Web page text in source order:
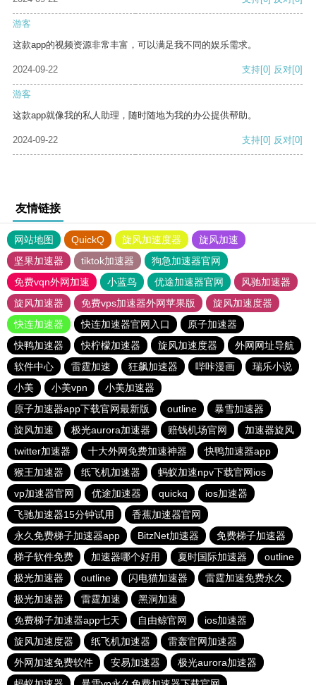
游客
这款app的视频资源非常丰富，可以满足我不同的娱乐需求。
2024-09-22 支持[0] 反对[0]
游客
这款app就像我的私人助理，随时随地为我的办公提供帮助。
2024-09-22 支持[0] 反对[0]
友情链接
网站地图 QuickQ 旋风加速度器
旋风加速
坚果加速器
tiktok加速器
狗急加速器官网
免费vqn外网加速
小蓝鸟 优途加速器官网
风驰加速器
旋风加速器
免费vps加速器外网苹果版
旋风加速度器
快连加速器
快连加速器官网入口
原子加速器
快鸭加速器
快柠檬加速器 旋风加速度器
外网网址导航
软件中心
雷霆加速 狂飙加速器 哔咔漫画
瑞乐小说
小美
小美vpn
小美加速器
原子加速器app下载官网最新版
outline
暴雪加速器
旋风加速
极光aurora加速器 赔钱机场官网
加速器旋风
twitter加速器
十大外网免费加速神器
快鸭加速器app
猴王加速器
纸飞机加速器
蚂蚁加速npv下载官网ios
vp加速器官网
优途加速器 quickq
ios加速器
飞驰加速器15分钟试用
香蕉加速器官网
永久免费梯子加速器app
BitzNet加速器
免费梯子加速器
梯子软件免费
加速器哪个好用 夏时国际加速器
outline
极光加速器
outline 闪电猫加速器
雷霆加速免费永久
极光加速器
雷霆加速
黑洞加速
免费梯子加速器app七天
自由鲸官网
ios加速器
旋风加速度器
纸飞机加速器
雷轰官网加速器
外网加速免费软件
安易加速器
极光aurora加速器